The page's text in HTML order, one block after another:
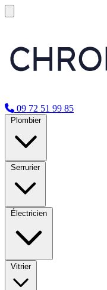
09 72 51 99 85
Plombier
Serrurier
Électricien
Vitrier